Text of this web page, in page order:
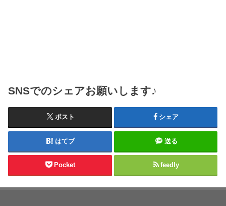
SNSでのシェアお願いします♪
ポスト シェア
はてブ 送る
Pocket feedly